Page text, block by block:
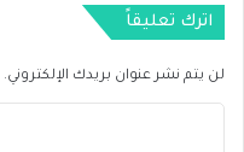
0
0
7
اترك تعليقاً
لن يتم نشر عنوان بريدك الإلكتروني.